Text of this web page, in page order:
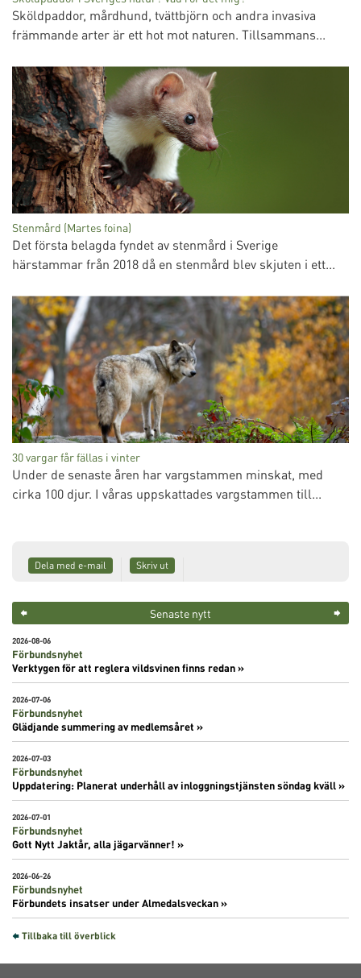
Sköldpaddor, mårdhund, tvättbjörn och andra invasiva
främmande arter är ett hot mot naturen. Tillsammans...
Stenmård (Martes foina)
Det första belagda fyndet av stenmård i Sverige
härstammar från 2018 då en stenmård blev skjuten i ett...
30 vargar får fällas i vinter
Under de senaste åren har vargstammen minskat, med
cirka 100 djur. I våras uppskattades vargstammen till...
Dela med e-mail Skriv ut
Senaste nytt
2026-08-06
Förbundsnyhet
Verktygen för att reglera vildsvinen finns redan »
2026-07-06
Förbundsnyhet
Glädjande summering av medlemsåret »
2026-07-03
Förbundsnyhet
Uppdatering: Planerat underhåll av inloggningstjänsten söndag kväll »
2026-07-01
Förbundsnyhet
Gott Nytt Jaktår, alla jägarvänner! »
2026-06-26
Förbundsnyhet
Förbundets insatser under Almedalsveckan »
Tillbaka till överblick